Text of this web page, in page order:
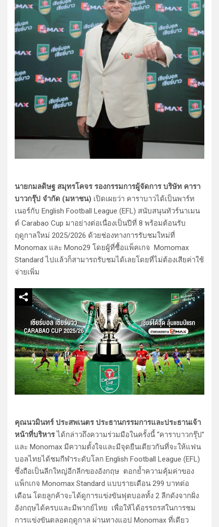
นายกมลดิษฐ สมุทรโคจร รองกรรมการผู้จัดการ บริษัท คารา
บาวกรุ๊ป จำกัด (มหาชน) เปิดเผยว่า คาราบาวได้เป็นพาร์ท
เนอร์กับ English Football League (EFL) สนับสนุนทัวร์นาเมน
ต์ Carabao Cup มาอย่างต่อเนื่องเป็นปีที่ 8 พร้อมต้อนรับ
ฤดูกาลใหม่ 2025/2026 ด้วยช่องทางการรับชมใหม่ที่
Monomax และ Mono29 โดยผู้ที่ซื้อแพ็คเกจ Momomax
Standard ไปแล้วก็สามารถรับชมได้เลยโดยที่ไม่ต้องเสียค่าใช้
จ่ายเพิ่ม
คุณนวมินทร์ ประสพเนตร ประธานกรรมการและประธานเจ้า
หน้าที่บริหารได้กล่าวถึงความร่วมมือในครั้งนี้ “คาราบาวกรุ๊ป”
และ Monomax มีความตั้งใจและมีจุดยืนเดียวกันที่จะให้แฟน
บอลไทยได้ชมกีฬาระดับโลก English Football League (EFL)
ซึ่งถือเป็นลีกใหญ่อีกลีกของอังกฤษ ตอกย้ำความคุ้มค่าของ
แพ็กเกจ Monomax Standard แบบรายเดือน 299 บาทต่อ
เดือน โดยลูกค้าจะได้ดูการแข่งขันฟุตบอลทั้ง 2 ลีกดังจากฝั่ง
อังกฤษได้ครบและมีพากย์ไทย เพื่อให้ได้อรรถรสในการชม
การแข่งขันตลอดฤดูกาล ผ่านทางแอป Monomax ที่เดียว